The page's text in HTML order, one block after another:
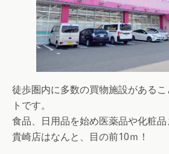
徒歩圏内に多数の買物施設がある
トです。
食品、日用品を始め医薬品や化粧
貴崎店はなんと、目の前10ｍ！